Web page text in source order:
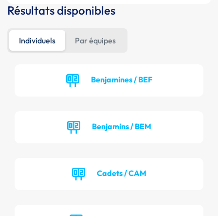
Résultats disponibles
Individuels Par équipes
Benjamines / BEF
Benjamins / BEM
Cadets / CAM